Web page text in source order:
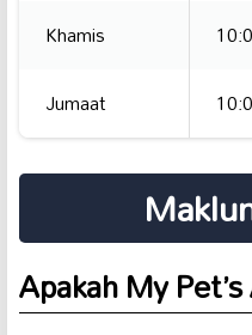
Khamis
Jumaat
Apakah My